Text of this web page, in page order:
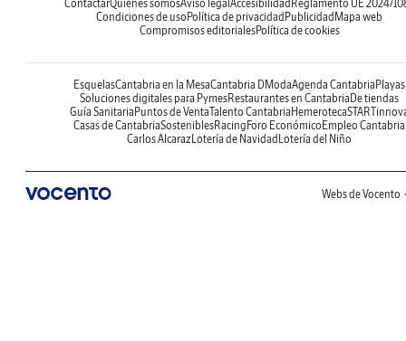
ContactarQuiénes somosAviso legalAccesibilidadReglamento UE 2024/
Condiciones de usoPolítica de privacidadPublicidadMapa web
Compromisos editorialesPolítica de cookies
EsquelasCantabria en la MesaCantabria DModaAgenda CantabriaPlayas
Soluciones digitales para PymesRestaurantes en CantabriaDe tiendas
Guía SanitariaPuntos de VentaTalento CantabriaHemeroteca
Casas de CantabriaSosteniblesRacingForo EconómicoEmpleo Cantabria
Carlos AlcarazLotería de NavidadLotería del Niño
Webs de Vocento